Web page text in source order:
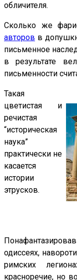
обличителя.
Сколько же
авторов в
письменное
в результате
письменности
Такая
цветистая и
речистая
“историческая
наука”
практически не
касается
истории
этрусков.
одиссеях,
римских
красноречие, но